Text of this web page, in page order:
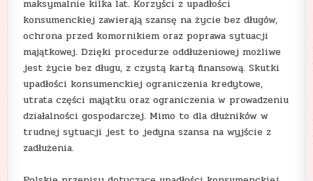
maksymalnie kilka lat. Korzyści z upadłości
konsumenckiej zawierają szansę na życie bez długów,
ochrona przed komornikiem oraz poprawa sytuacji
majątkowej. Dzięki procedurze oddłużeniowej możliwe
jest życie bez długu, z czystą kartą finansową. Skutki
upadłości konsumenckiej ograniczenia kredytowe,
utrata części majątku oraz ograniczenia w prowadzeniu
działalności gospodarczej. Mimo to dla dłużników w
trudnej sytuacji jest to jedyna szansa na wyjście z
zadłużenia.